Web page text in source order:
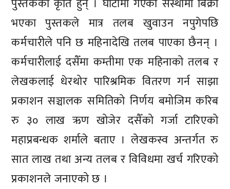
भएका पुस्तकले मात्र तलब खुवाउन नपुगेपछि
कर्मचारीले पनि छ महिनादेखि तलब पाएका छैनन् ।
कर्मचारीलाई दसैँमा कम्तीमा एक महिनाको तलब र
लेखकलाई धेरथोर पारिश्रमिक वितरण गर्न साझा
प्रकाशन सञ्चालक समितिको निर्णय बमोजिम करिब
रु ३० लाख ऋण खोजेर दसैँको गर्जा टारिएको
महाप्रबन्धक शर्माले बताए । लेखकस्व अन्तर्गत रु
सात लाख तथा अन्य तलब र विविधमा खर्च गरिएको
प्रकाशनले जनाएको छ ।